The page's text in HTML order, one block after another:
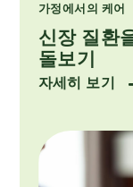
가정에서의 케어
신장 질환
돌보기
자세히 보기